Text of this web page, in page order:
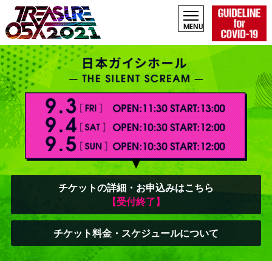
チケットの詳細・お申込みはこちら
【受付終了】
チケット料金・スケジュールについて